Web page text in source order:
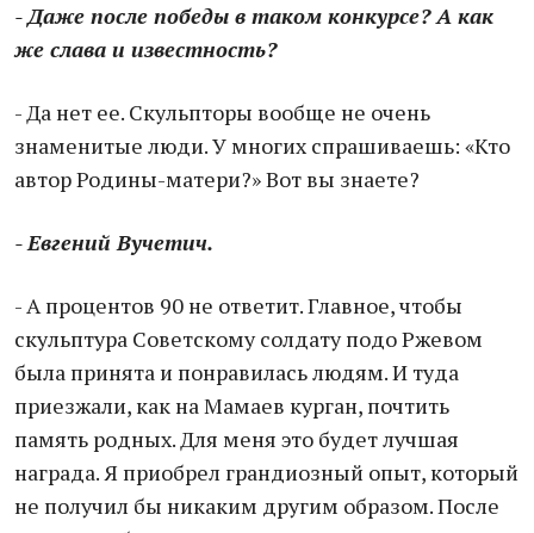
- Даже после победы в таком конкурсе? А как
же слава и известность?
- Да нет ее. Скульпторы вообще не очень
знаменитые люди. У многих спрашиваешь: «Кто
автор Родины-матери?» Вот вы знаете?
- Евгений Вучетич.
- А процентов 90 не ответит. Главное, чтобы
скульптура Советскому солдату подо Ржевом
была принята и понравилась людям. И туда
приезжали, как на Мамаев курган, почтить
память родных. Для меня это будет лучшая
награда. Я приобрел грандиозный опыт, который
не получил бы никаким другим образом. После